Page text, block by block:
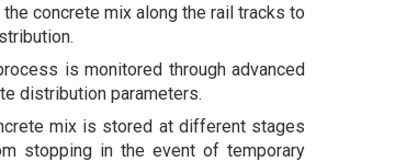
concrete mix along the rail tracks to
is monitored through advanced
distribution parameters.
mix is stored at different stages
stopping in the event of temporary